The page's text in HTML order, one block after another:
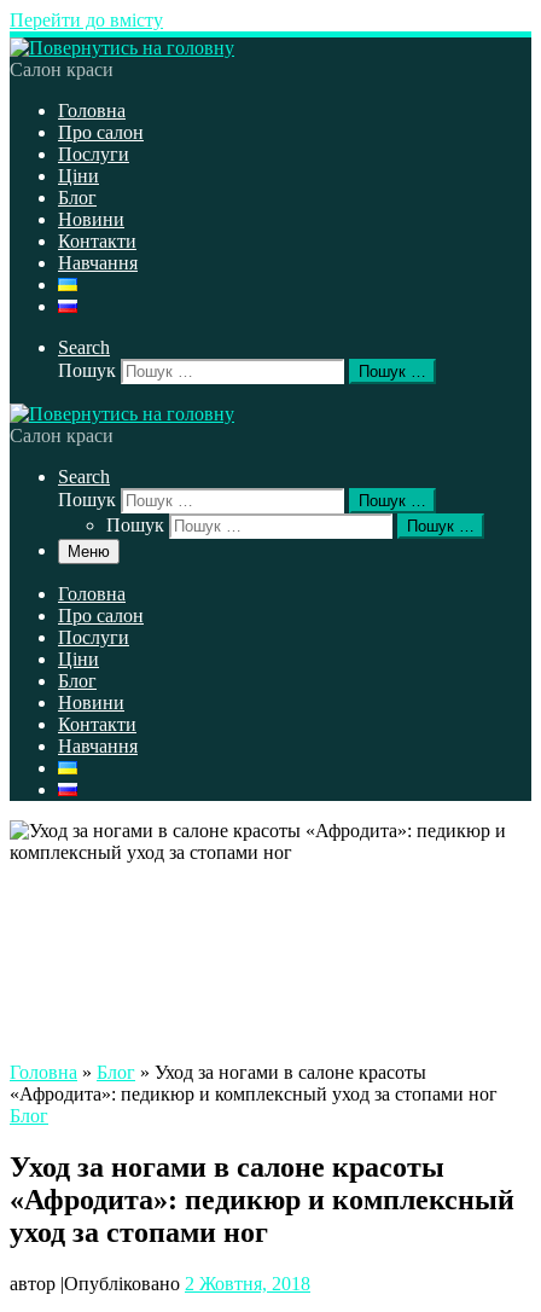
Перейти до вмісту
Салон краси
Головна
Про салон
Послуги
Ціни
Блог
Новини
Контакти
Навчання
Search
Пошук
Пошук …
Салон краси
Search
Пошук
Пошук …
Пошук
Пошук …
Меню
Головна
Про салон
Послуги
Ціни
Блог
Новини
Контакти
Навчання
Головна » Блог » Уход за ногами в салоне красоты
«Афродита»: педикюр и комплексный уход за стопами ног
Блог
Уход за ногами в салоне красоты
«Афродита»: педикюр и комплексный
уход за стопами ног
автор |Опубліковано 2 Жовтня, 2018